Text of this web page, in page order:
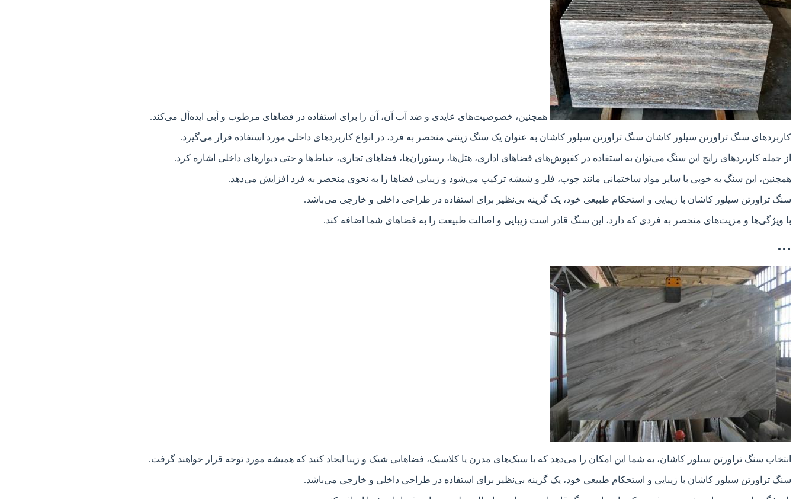
همچنین، خصوصیت‌های عایدی و ضد آب آن، آن را برای استفاده در فضاهای مرطوب و آبی ایده‌آل می‌کند.
کاربردهای سنگ تراورتن سیلور کاشان سنگ تراورتن سیلور کاشان به عنوان یک سنگ زینتی منحصر به فرد، در انواع کاربردهای داخلی مورد استفاده قرار می‌گیرد.
از جمله کاربردهای رایج این سنگ می‌توان به استفاده در کفپوش‌های فضاهای اداری، هتل‌ها، رستوران‌ها، فضاهای تجاری، حیاط‌ها و حتی دیوارهای داخلی اشاره کرد.
همچنین، این سنگ به خوبی با سایر مواد ساختمانی مانند چوب، فلز و شیشه ترکیب می‌شود و زیبایی فضاها را به نحوی منحصر به فرد افزایش می‌دهد.
سنگ تراورتن سیلور کاشان با زیبایی و استحکام طبیعی خود، یک گزینه بی‌نظیر برای استفاده در طراحی داخلی و خارجی می‌باشد.
با ویژگی‌ها و مزیت‌های منحصر به فردی که دارد، این سنگ قادر است زیبایی و اصالت طبیعت را به فضاهای شما اضافه کند.
…
انتخاب سنگ تراورتن سیلور کاشان، به شما این امکان را می‌دهد که با سبک‌های مدرن یا کلاسیک، فضاهایی شیک و زیبا ایجاد کنید که همیشه مورد توجه قرار خواهند گرفت.
سنگ تراورتن سیلور کاشان با زیبایی و استحکام طبیعی خود، یک گزینه بی‌نظیر برای استفاده در طراحی داخلی و خارجی می‌باشد.